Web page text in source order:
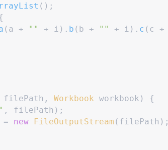
( ) ;
{
( a + " " + i ) . b ( b + " " + i ) . c ( c +
filePath , Workbook workbook )
{
" , filePath ) ;
= new FileOutputStream ( filePath ) ;